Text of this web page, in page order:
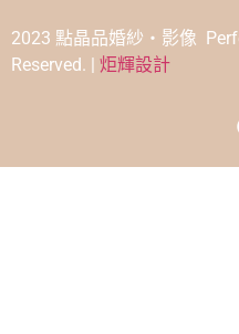
2023 點晶品婚紗‧影像
Reserved. | 炬輝設計